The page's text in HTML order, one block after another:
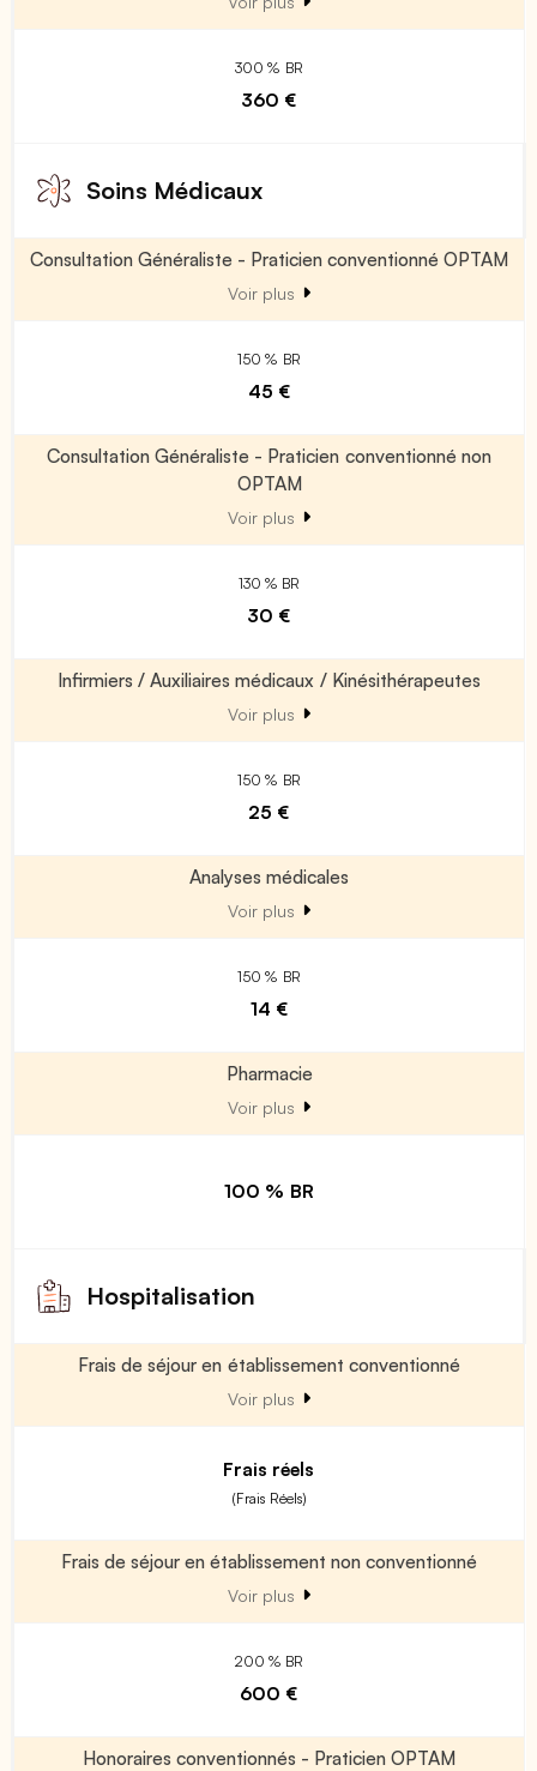
300 % BR
360 €
Soins Médicaux
Consultation Généraliste - Praticien conventionné OPTAM
Voir plus
150 % BR
45 €
Consultation Généraliste - Praticien conventionné non
OPTAM
Voir plus
130 % BR
30 €
Infirmiers / Auxiliaires médicaux / Kinésithérapeutes
Voir plus
150 % BR
25 €
Analyses médicales
Voir plus
150 % BR
14 €
Pharmacie
Voir plus
100 % BR
Hospitalisation
Frais de séjour en établissement conventionné
Voir plus
Frais réels
(Frais Réels)
Frais de séjour en établissement non conventionné
Voir plus
200 % BR
600 €
Honoraires conventionnés - Praticien OPTAM